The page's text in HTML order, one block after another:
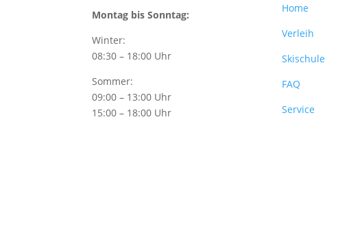
Montag bis Sonntag:
Winter:
08:30 – 18:00 Uhr
Sommer:
09:00 – 13:00 Uhr
15:00 – 18:00 Uhr
Home
Verleih
Skischule
FAQ
Service